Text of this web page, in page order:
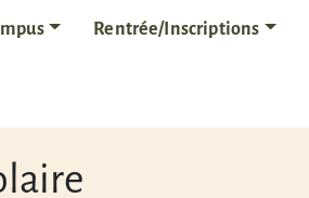
Rentrée/Inscriptions